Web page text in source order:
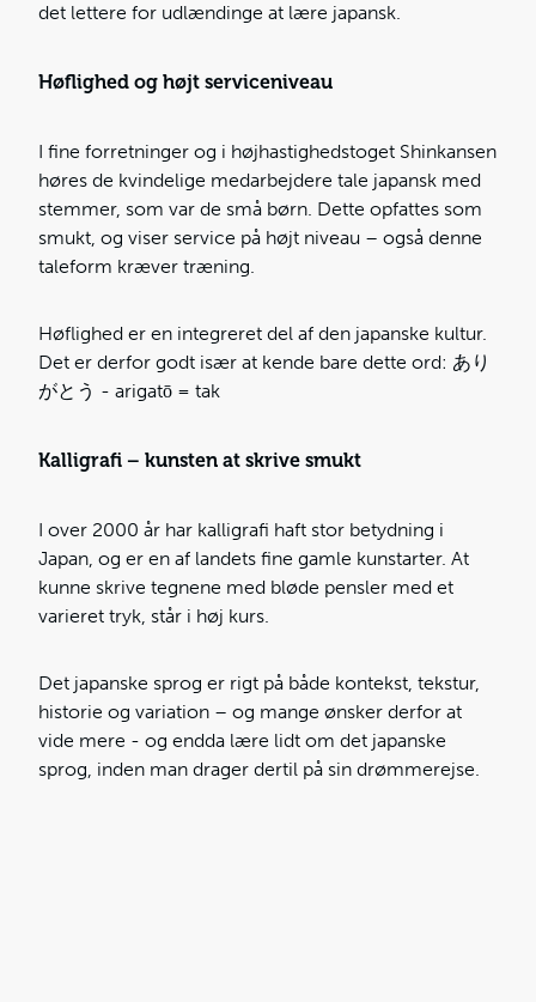
det lettere for udlændinge at lære japansk.
Høflighed og højt serviceniveau
I fine forretninger og i højhastighedstoget Shinkansen
høres de kvindelige medarbejdere tale japansk med
stemmer, som var de små børn. Dette opfattes som
smukt, og viser service på højt niveau – også denne
taleform kræver træning.
Høflighed er en integreret del af den japanske kultur.
Det er derfor godt især at kende bare dette ord: あり
がとう - arigatō = tak
Kalligrafi – kunsten at skrive smukt
I over 2000 år har kalligrafi haft stor betydning i
Japan, og er en af landets fine gamle kunstarter. At
kunne skrive tegnene med bløde pensler med et
varieret tryk, står i høj kurs.
Det japanske sprog er rigt på både kontekst, tekstur,
historie og variation – og mange ønsker derfor at
vide mere - og endda lære lidt om det japanske
sprog, inden man drager dertil på sin drømmerejse.